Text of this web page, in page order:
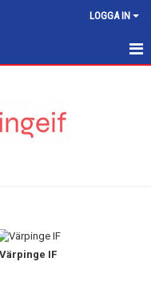
LOGGA IN
Värpinge IF